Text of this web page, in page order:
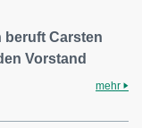
beruft Carsten
Vorstand
mehr